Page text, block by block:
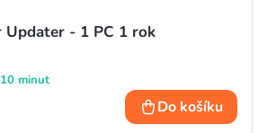
- 1 PC 1 rok
minut
Do košíku